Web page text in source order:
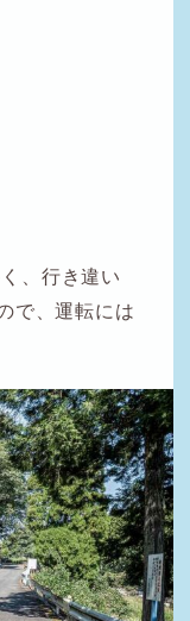
、行き違い
で、運転には